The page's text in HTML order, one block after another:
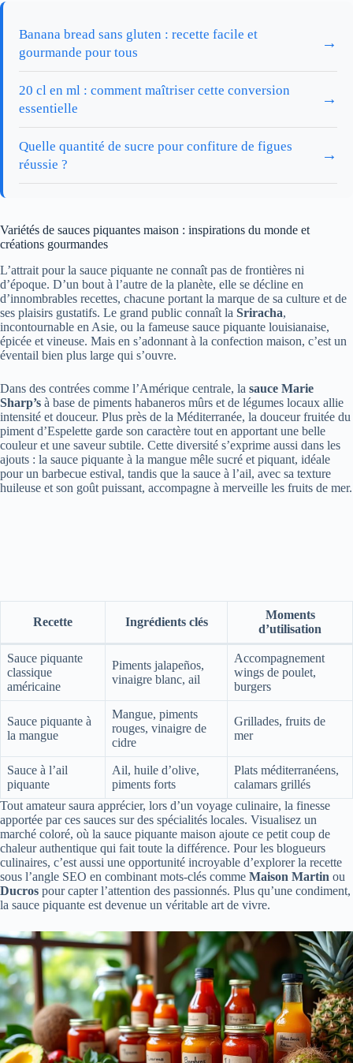
Banana bread sans gluten : recette facile et
gourmande pour tous
→
20 cl en ml : comment maîtriser cette conversion
essentielle
→
Quelle quantité de sucre pour confiture de figues
réussie ?
→
Variétés de sauces piquantes maison : inspirations du monde et
créations gourmandes
L’attrait pour la sauce piquante ne connaît pas de frontières ni
d’époque. D’un bout à l’autre de la planète, elle se décline en
d’innombrables recettes, chacune portant la marque de sa culture et de
ses plaisirs gustatifs. Le grand public connaît la Sriracha,
incontournable en Asie, ou la fameuse sauce piquante louisianaise,
épicée et vineuse. Mais en s’adonnant à la confection maison, c’est un
éventail bien plus large qui s’ouvre.
Dans des contrées comme l’Amérique centrale, la sauce Marie
Sharp’s à base de piments habaneros mûrs et de légumes locaux allie
intensité et douceur. Plus près de la Méditerranée, la douceur fruitée du
piment d’Espelette garde son caractère tout en apportant une belle
couleur et une saveur subtile. Cette diversité s’exprime aussi dans les
ajouts : la sauce piquante à la mangue mêle sucré et piquant, idéale
pour un barbecue estival, tandis que la sauce à l’ail, avec sa texture
huileuse et son goût puissant, accompagne à merveille les fruits de mer.
Recette Ingrédients clés
Moments
d’utilisation
Sauce piquante
classique
américaine
Piments jalapeños,
vinaigre blanc, ail
Accompagnement
wings de poulet,
burgers
Sauce piquante à
la mangue
Mangue, piments
rouges, vinaigre de
cidre
Grillades, fruits de
mer
Sauce à l’ail
piquante
Ail, huile d’olive,
piments forts
Plats méditerranéens,
calamars grillés
Tout amateur saura apprécier, lors d’un voyage culinaire, la finesse
apportée par ces sauces sur des spécialités locales. Visualisez un
marché coloré, où la sauce piquante maison ajoute ce petit coup de
chaleur authentique qui fait toute la différence. Pour les blogueurs
culinaires, c’est aussi une opportunité incroyable d’explorer la recette
sous l’angle SEO en combinant mots-clés comme Maison Martin ou
Ducros pour capter l’attention des passionnés. Plus qu’une condiment,
la sauce piquante est devenue un véritable art de vivre.